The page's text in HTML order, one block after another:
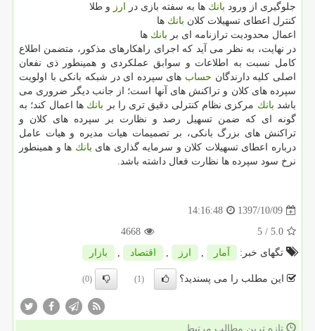
جلوگیری از ورود بانك ها به سفته بازی در ارز و طلا
كنترل اعطای تسهیلات كلان بانك ها
اعمال محدودیت ترازنامه ای بر بانك ها
در نهایت، به نظر می آید كه اجرای راهكارهای مذكور، متضمن اطلاع
كامل نسبت به اطلاعات و سوابق عملكردی و همینطور ذی نفعان
اصلی كلیه دارندگان حساب های سپرده ای در شبكه بانكی با اولویت
سپرده های كلان و تراكنش های آنها است؛ از جانب دیگر ضروری می
باشد بانك مركزی نظام كنترلی دقیق تری را بر بانك ها اعمال كند؛ به
گونه ای كه ضمن تسهیل رصد و نظارت بر سپرده های كلان و
تراكنش های بزرگ بانكی، بر تصمیمات هیات مدیره و هیات عامل
درباره اعطای تسهیلات كلان و سرمایه گذاری های بانك ها و همینطور
نرخ سود سپرده ها نظارت فعال داشته باشد.
1397/10/09
14:16:48
5.0
/ 5
4668
تگهای خبر:
آمار , ارز , اقتصاد , بازار
این مطلب را می پسندید؟ (1)
(0)
تازه ترین مطالب مرتبط